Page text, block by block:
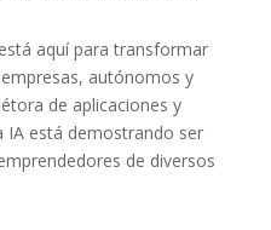
aquí para transformar
autónomos y
de aplicaciones y
IA está demostrando ser
de diversos